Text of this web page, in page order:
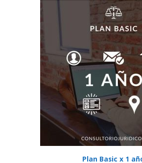
Plan Basic x 1